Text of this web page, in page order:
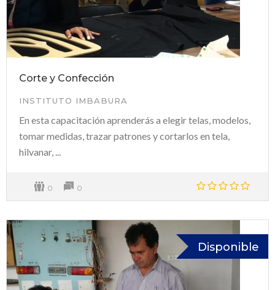
Corte y Confección
INSTITUTO IMBABURA
En esta capacitación aprenderás a elegir telas, modelos,
tomar medidas, trazar patrones y cortarlos en tela,
hilvanar, ...
0 0
Disponible